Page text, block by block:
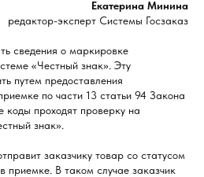
Екатерина Минина
редактор-эксперт Системы Госзаказ
сведения о маркировке
«Честный знак». Эту
путем предоставления
по части 13 статьи 94 Закона
проходят проверку на
знак».
заказчику товар со статусом
приемке. В таком случае заказчик